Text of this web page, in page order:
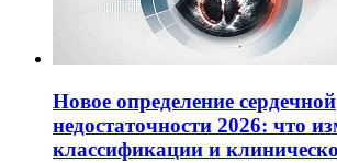
Новое определение сердечной
недостаточности 2026: что
классификации и